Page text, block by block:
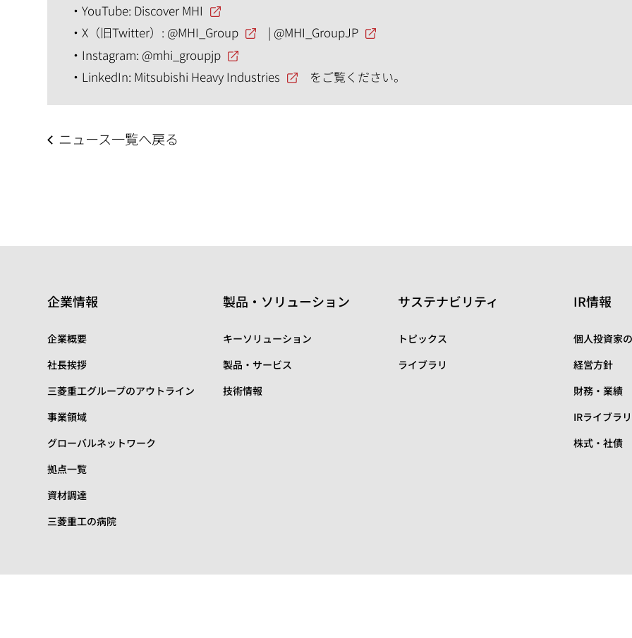
YouTube: Discover MHI
X（旧Twitter）: @MHI_Group | @MHI_GroupJP
Instagram: @mhi_groupjp
LinkedIn: Mitsubishi Heavy Industries をご覧ください。
ニュース一覧へ戻る
企業情報
企業概要
社長挨拶
三菱重工グループのアウトライン
事業領域
グローバルネットワーク
拠点一覧
資材調達
三菱重工の病院
製品・ソリューション
キーソリューション
製品・サービス
技術情報
サステナビリティ
トピックス
ライブラリ
IR情報
個人投資家
経営方針
財務・業績
IRライブラリ
株式・社債